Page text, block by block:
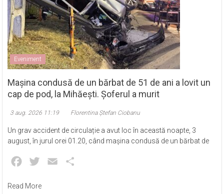
Eveniment
Mașina condusă de un bărbat de 51 de ani a lovit un
cap de pod, la Mihăești. Șoferul a murit
3 aug. 2026 11:19 Florentina Ștefan Ciobanu
Un grav accident de circulație a avut loc în această noapte, 3
august, în jurul orei 01.20, când mașina condusă de un bărbat de
Facebook
Twitter Email
Read More